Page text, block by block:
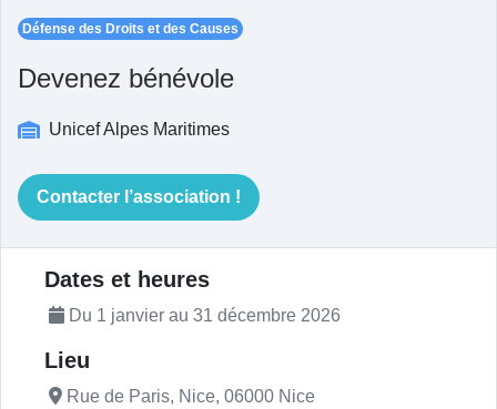
Défense des Droits et des Causes
Devenez bénévole
Unicef Alpes Maritimes
Contacter l’association !
Description de l'actualité
Dates et heures
Du 1 janvier au 31 décembre 2026
Lieu
Rue de Paris, Nice, 06000 Nice